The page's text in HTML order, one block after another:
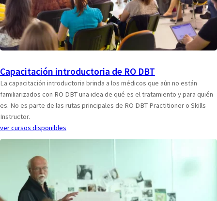
Capacitación introductoria de RO DBT
La capacitación introductoria brinda a los médicos que aún no están
familiarizados con RO DBT una idea de qué es el tratamiento y para quién
es. No es parte de las rutas principales de RO DBT Practitioner o Skills
Instructor.
ver cursos disponibles